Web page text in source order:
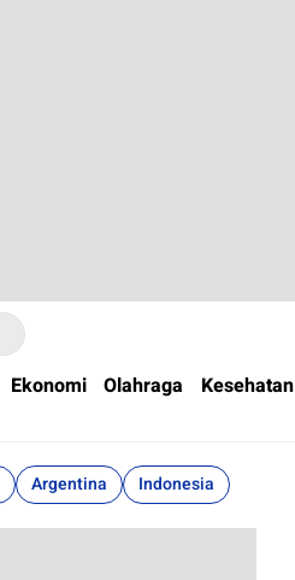
Ekonomi Olahraga Kesehatan
Argentina Indonesia